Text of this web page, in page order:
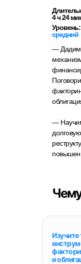
— Дадим
—
Уровень:
4 ч 24
средний
и